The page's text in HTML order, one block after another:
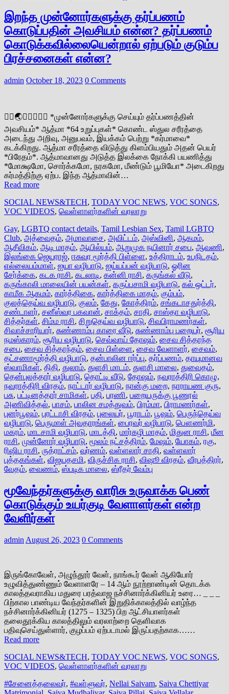
இறந்த முன்னோர்களுக்கு தர்ப்பணம்
கொடுப்பதின் அவசியம் என்ன? தர்ப்பணம்
கொடுக்கவில்லையென்றால் ஏற்படும் குடும்ப
பிரச்சனைகள் என்ன?
admin October 18, 2023 0 Comments
👆🏽🌏🌝🌞🌚🙏🏼 *முன்னோர்களுக்கு செய்யும் தர்ப்பணத்தின்
அவசியம்* ஆத்மா *64 உறுப்புகள்* கொண்ட ஸ்துல சரீரத்தை
அடைந்து அறிவு, அனுபவம், இயக்கம் பெற்று *கர்மாவை*
கடக்கிறது. ஆத்மா சரீரத்தை விடுத்து கிளம்பியதும் அதன் பெயர்
*பிரேதம்*. ஆத்மாவானது அடுத்த இலக்கை நோக்கி பயணித்து
*மோக்ஷமோ, சொர்க்கமோ, நரகமோ, மீண்டும் பூமியோ* அடைகிறது
கர்மத்திற்கு ஏற்ப. இந்த ஆத்மாவின்…
Read more
SOCIAL NEWS&TECH, TODAY VOC NEWS, VOC SONGS,
VOC VIDEOS, வெள்ளாளர்களின் வரலாறு
Gay, LGBTQ contact details, Tamil Lesbian Sex, Tamil LGBTQ
Club, அத்வைதம், அமாவாசை, அவிட்டம், அஸ்வினி, ஆகமம்,
ஆசீவிகம், ஆடி மாதம், ஆயில்யம், ஆறுமுக நயினார் சபை, ஆவணி,
இலங்கை ஜெயராஜ், ஈசுவர மூர்த்தி பிள்ளை, உத்திராடம், உபநிடதம்,
எல்லையம்மாள், ஐயா வழிபாடு, ஐய்யப்பன் வழிபாடு, ஓரின
சேர்க்கை, கடக ராசி, கடலாடி, கன்னி ராசி, கருங்கல் வீடு,
கருங்காலி மாலையின் பயன்கள், கருப்பசாமி வழிபாடு, கல் ஒட்டர்,
காமீக ஆகமம், கார்த்திகை, கார்த்திகை மாதம், கும்பம்,
குலத்தெய்வ வழிபாடு, குலம், கேது, கோத்திரம், சங்கடாசதுர்த்தி,
சண்டாளர், சனீஸ்வர பகவான், சாக்தம், சாதி, சாஸ்தா வழிபாடு,
சித்தர்கள், சிம்ம ராசி, சிறுதெய்வ வழிபாடு, சிவபிராமணர்கள்,
சிவாச்சாரியார், சுண்ணாம்பு காரை வீடு, சுண்ணாம்பு பறையர், சூரிய
நமஸ்காரம், சூரிய வழிபாடு, செவ்வாய் தோஷம், சைவ சித்தாந்த
சபை, சைவ சித்தாந்தம், சைவ பிள்ளை, சைவ வேளாளர், சைவம்,
தட்சணாமூர்த்தி வழிபாடு, தன்பாலின ஈர்ப்பு, தர்ப்பணம், தாயுமானவ
ஸ்வாமிகள், திதி, துலாம், துளசி மாடம், துளசி மாலை, துவைதம்,
தென்புலத்தார் வழிபாடு, தொட்டி வீடு, தோஷம், நவராத்திரி கொழு,
நவராத்திரி விரதம், நாட்டார் வழிபாடு, நான்கு மறை, நாராயண குரு,
பசு, பட்டினத்தார் சாமிகள், பதி, பரணி, பறையருக்கு பூணூல்
அணிவித்தல், பாசம், பாலின சமத்துவம், பிரம்மா, பிராமணர்கள்,
புனர்பூஷம், புரட்டாசி விரதம், புலையர், பூராடம், பூஷம், பெருந்தெய்வ
வழிபாடு, பெருமாள் அவதாரங்கள், பைரவர் வழிபாடு, பௌணர்மி,
மகரம், மாடசாமி வழிபாடு, மாடத்தி, மார்கழி மாதம், மிதுன ராசி, மீன
ராசி, முன்னோர் வழிபாடு, மூலம் நட்சத்திரம், மேஷம், யோகம், ரகு,
ரிஷிப ராசி, ருத்ராட்சம், வர்ணம், வள்ளலார் சாதி, வள்ளலார்
புத்தகங்கள், விஜயதசமி, விருச்சிக ராசி, விஷூ விரதம், வீரபத்திரர்,
வேதம், வைணம், ஸ்படிக மாலை, ஸ்ரீதர் வேம்பு
மூவேந்தர்களுக்கு வாரிசு உருவாக்க பெண்
கொடுக்கும் உயர்குடி வேளாளர்கள் என்ற
வேளிர்கள்
adminAugust 26, 2023 0 Comments
இருங்கோவேள், அழுந்தூர் வேள், நாங்கூர் வேள் ஆகியோர்
உழுவித்துண்ணும் வேளாளரே – 14 ஆம் நூற்றாண்டின் தொடக்க
காலத்தவராகிய மதுரை பரத்வாஜ நச்சினார்க்கினியர் உரை… _ _ _
பிற்கால பாண்டிய வேந்தர்களின் இறுதிக்காலத்தில் வாழ்ந்த
நச்சினார்க்கினியர் (1275 – 1325) பிற ஆட்சியாளர்கள்
தலைதூக்கிய காலத்திலும் வரலாற்றை தெளிவாக
பதிவுசெய்துள்ளார், குழப்பம் ஏற்படாமல் இருப்பதற்காக……
Read more
SOCIAL NEWS&TECH, TODAY VOC NEWS, VOC SONGS,
VOC VIDEOS, வெள்ளாளர்களின் வரலாறு
#சேனைத்தலைவர், #வள்ளுவர், Nellai Saivam, Saiva Chettiyar